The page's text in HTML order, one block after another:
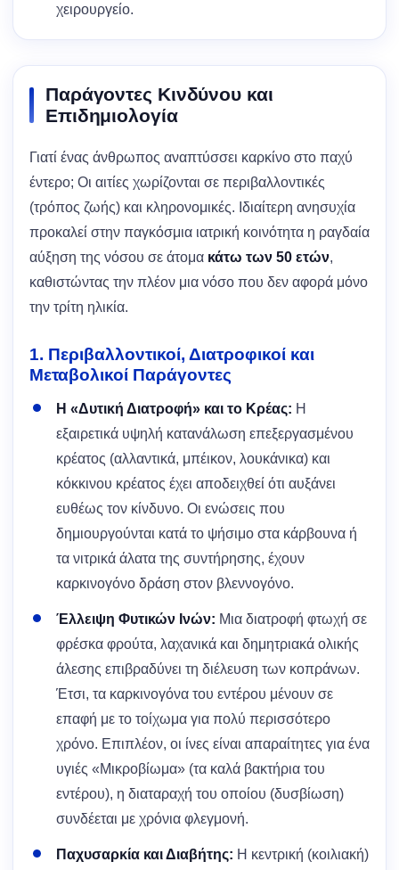
χειρουργείο.
Παράγοντες Κινδύνου και
Επιδημιολογία
Γιατί ένας άνθρωπος αναπτύσσει καρκίνο στο παχύ
έντερο; Οι αιτίες χωρίζονται σε περιβαλλοντικές
(τρόπος ζωής) και κληρονομικές. Ιδιαίτερη ανησυχία
προκαλεί στην παγκόσμια ιατρική κοινότητα η ραγδαία
αύξηση της νόσου σε άτομα κάτω των 50 ετών,
καθιστώντας την πλέον μια νόσο που δεν αφορά μόνο
την τρίτη ηλικία.
1. Περιβαλλοντικοί, Διατροφικοί και
Μεταβολικοί Παράγοντες
Η «Δυτική Διατροφή» και το Κρέας: Η
εξαιρετικά υψηλή κατανάλωση επεξεργασμένου
κρέατος (αλλαντικά, μπέικον, λουκάνικα) και
κόκκινου κρέατος έχει αποδειχθεί ότι αυξάνει
ευθέως τον κίνδυνο. Οι ενώσεις που
δημιουργούνται κατά το ψήσιμο στα κάρβουνα ή
τα νιτρικά άλατα της συντήρησης, έχουν
καρκινογόνο δράση στον βλεννογόνο.
Έλλειψη Φυτικών Ινών: Μια διατροφή φτωχή σε
φρέσκα φρούτα, λαχανικά και δημητριακά ολικής
άλεσης επιβραδύνει τη διέλευση των κοπράνων.
Έτσι, τα καρκινογόνα του εντέρου μένουν σε
επαφή με το τοίχωμα για πολύ περισσότερο
χρόνο. Επιπλέον, οι ίνες είναι απαραίτητες για ένα
υγιές «Μικροβίωμα» (τα καλά βακτήρια του
εντέρου), η διαταραχή του οποίου (δυσβίωση)
συνδέεται με χρόνια φλεγμονή.
Παχυσαρκία και Διαβήτης: Η κεντρική (κοιλιακή)